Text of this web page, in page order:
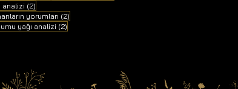
analizi (2)
yorumları (2)
yağı analizi (2)